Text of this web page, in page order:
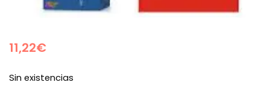
11,22€
Sin existencias